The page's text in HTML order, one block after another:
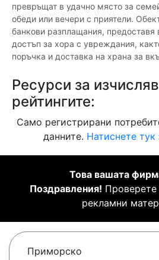
превръщат в удачно място за
обеди или вечери с приятели.
банкови разплащания,
достъп за хора с увреждания,
поръчка и доставка на храна за
Ресурси за
рейтингите:
Само регистрирани
данните. Натиснете тук
Това вашата
Поздравления! Проверете
рекламни
Приморско